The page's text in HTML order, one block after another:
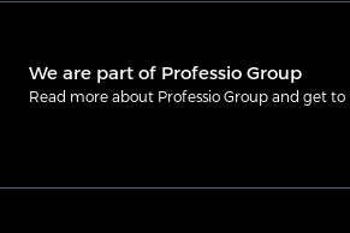
We are part of Professio Group
Read more about Professio Group and get